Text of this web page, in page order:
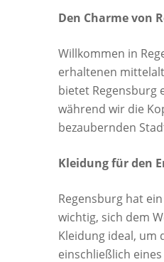
Den Charme von
Willkommen in
erhaltenen
bietet Regensburg
während wir die
bezaubernden
Kleidung für den
Regensburg hat
wichtig, sich dem
Kleidung ideal, um
einschließlich